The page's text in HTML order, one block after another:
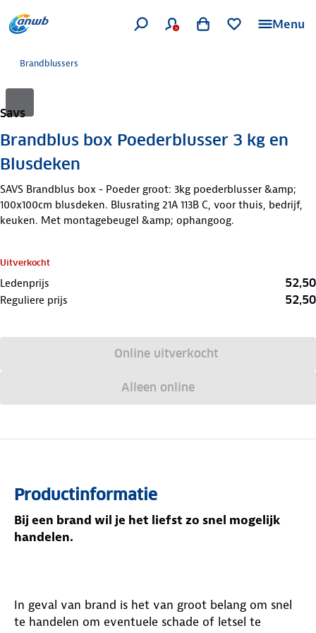
Menu
Brandblussers
Savs
Brandblus box Poederblusser 3 kg en
Blusdeken
SAVS Brandblus box - Poeder groot: 3kg poederblusser &amp;
100x100cm blusdeken. Blusrating 21A 113B C, voor thuis, bedrijf,
keuken. Met montagebeugel &amp; ophangoog.
Uitverkocht
Ledenprijs 52,50
Reguliere prijs 52,50
Online uitverkocht
Alleen online
Productinformatie
Bij een brand wil je het liefst zo snel mogelijk
handelen.
In geval van brand is het van groot belang om snel
te handelen om eventuele schade of letsel te